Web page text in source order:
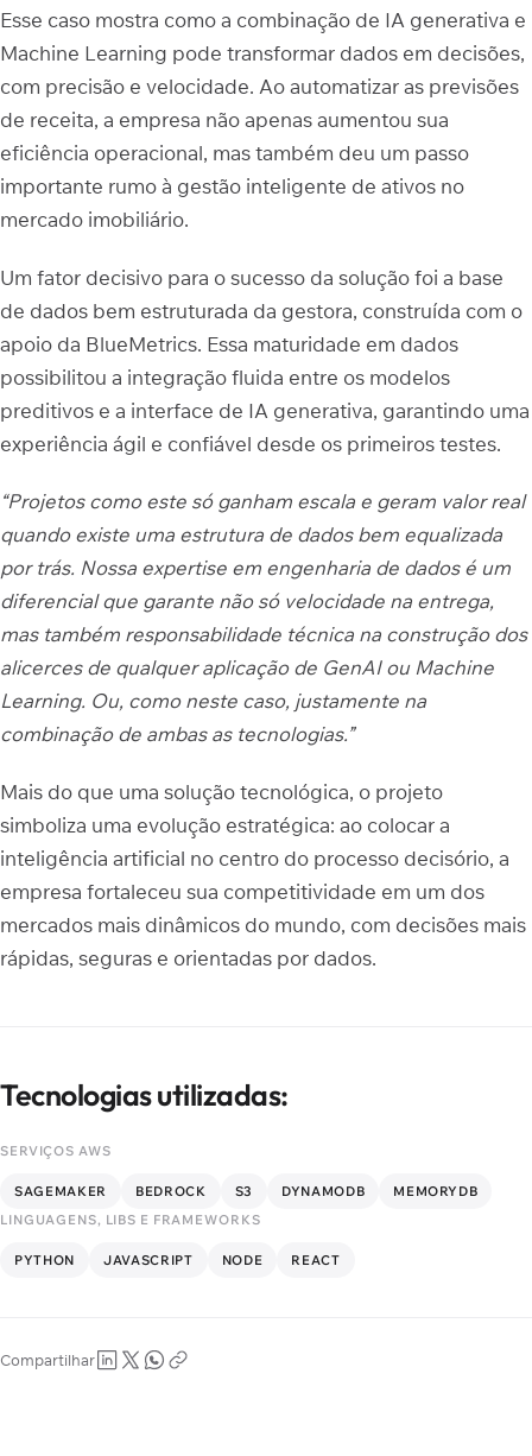
Esse caso mostra como a combinação de IA generativa e
Machine Learning pode transformar dados em decisões,
com precisão e velocidade. Ao automatizar as previsões
de receita, a empresa não apenas aumentou sua
eficiência operacional, mas também deu um passo
importante rumo à gestão inteligente de ativos no
mercado imobiliário.
Um fator decisivo para o sucesso da solução foi a base
de dados bem estruturada da gestora, construída com o
apoio da BlueMetrics. Essa maturidade em dados
possibilitou a integração fluida entre os modelos
preditivos e a interface de IA generativa, garantindo uma
experiência ágil e confiável desde os primeiros testes.
“Projetos como este só ganham escala e geram valor real
quando existe uma estrutura de dados bem equalizada
por trás. Nossa expertise em engenharia de dados é um
diferencial que garante não só velocidade na entrega,
mas também responsabilidade técnica na construção dos
alicerces de qualquer aplicação de GenAI ou Machine
Learning. Ou, como neste caso, justamente na
combinação de ambas as tecnologias.”
Mais do que uma solução tecnológica, o projeto
simboliza uma evolução estratégica: ao colocar a
inteligência artificial no centro do processo decisório, a
empresa fortaleceu sua competitividade em um dos
mercados mais dinâmicos do mundo, com decisões mais
rápidas, seguras e orientadas por dados.
Tecnologias utilizadas:
SERVIÇOS AWS
SAGEMAKER BEDROCK S3 DYNAMODB
MEMORYDB
LINGUAGENS, LIBS E FRAMEWORKS
PYTHON JAVASCRIPT NODE REACT
Compartilhar